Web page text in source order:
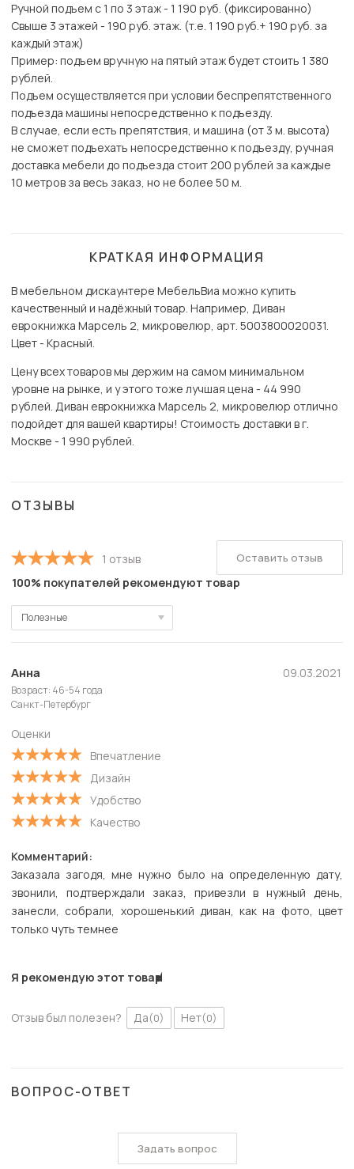
Ручной подъем с 1 по 3 этаж - 1 190 руб. (фиксированно)
Свыше 3 этажей - 190 руб. этаж. (т.е. 1 190 руб.+ 190 руб. за
каждый этаж)
Пример: подъем вручную на пятый этаж будет стоить 1 380
рублей.
Подъем осуществляется при условии беспрепятственного
подъезда машины непосредственно к подъезду.
В случае, если есть препятствия, и машина (от 3 м. высота)
не сможет подъехать непосредственно к подъезду, ручная
доставка мебели до подъезда стоит 200 рублей за каждые
10 метров за весь заказ, но не более 50 м.
КРАТКАЯ ИНФОРМАЦИЯ
В мебельном дискаунтере МебельВиа можно купить
качественный и надёжный товар. Например, Диван
еврокнижка Марсель 2, микровелюр, арт. 5003800020031.
Цвет - Красный.
Цену всех товаров мы держим на самом минимальном
уровне на рынке, и у этого тоже лучшая цена - 44 990
рублей. Диван еврокнижка Марсель 2, микровелюр отлично
подойдет для вашей квартиры! Стоимость доставки в г.
Москве - 1 990 рублей.
ОТЗЫВЫ
1 отзыв
100% покупателей рекомендуют товар
Полезные
Полезные
Новые
Старые
С низкой оценкой
Анна
Возраст: 46-54 года
Санкт-Петербург
Оценки
Впечатление
Дизайн
Удобство
Качество
09.03.2021
Комментарий:
Заказала загодя, мне нужно было на определенную дату,
звонили, подтверждали заказ, привезли в нужный день,
занесли, собрали, хорошенький диван, как на фото, цвет
только чуть темнее
Я рекомендую этот товар
Отзыв был полезен? Да(0) Нет(0)
Оставить отзыв
ВОПРОС-ОТВЕТ
Задать вопрос